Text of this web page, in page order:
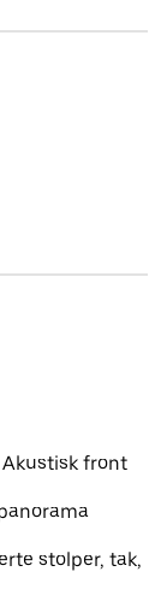
front
stolper, tak,